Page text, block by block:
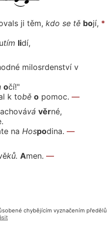
ji těm, kdo se tě bojí, *
tím lidí,
milosrdenství v
očí!"
k tobě o pomoc. —
chovává věrné,
te na Hospodina. —
ků. Amen. —
chybějícím vyznačením předělů